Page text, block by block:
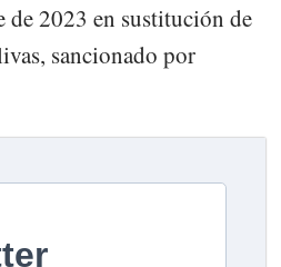
de 2023 en sustitución de
sancionado por